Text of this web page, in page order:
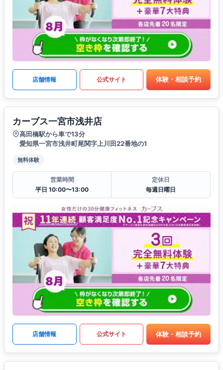
店舗情報 公式サイト 体験・相談予約
カーブス一宮市浅井店
高田橋駅から車で13分
愛知県一宮市浅井町尾関字上川田22番地の1
無料体験
営業時間
平日 10:00〜13:00
定休日
毎週日曜日
店舗情報 公式サイト 体験・相談予約